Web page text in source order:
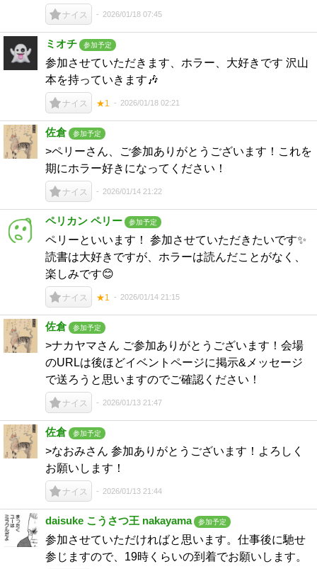
ナイス 2026/01/18 07:45
ミオチ 参加予定
参加させていただきます、ホラー、大好きです 沢山
本を持っていきます🎶
ナイス ★1 2026/01/18 02:21
佐倉 参加予定
>ペリーさん、ご参加ありがとうございます！これを
期にホラー好きになってください！
ナイス 2026/01/14 21:22
ペリカン ペリー 参加予定
ペリーといいます！ 参加させていただきたいです✨
読書は大好きですが、ホラーは読んだことがなく、
楽しみです😊
ナイス ★1 2026/01/14 21:15
佐倉 参加予定
>ナカヤマさん ご参加ありがとうございます！会場
のURLは後ほどイベントページに掲示&メッセージ
で送ろうと思いますのでご確認ください！
ナイス 2026/01/13 21:47
佐倉 参加予定
>なおみさん 参加ありがとうございます！よろしく
お願いします！
ナイス 2026/01/13 21:44
daisuke こうさつ王 nakayama 参加予定
参加させていただければと思います。仕事後に馳せ
参じますので、19時くらいの到着でお願いします。